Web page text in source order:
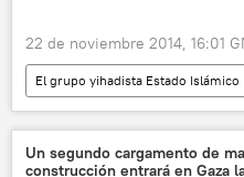
22 de noviembre 2014, 16:01
El grupo yihadista Estado Islámico
Internacional
noticias
Un segundo cargamento de
construcción entrará en Gaza